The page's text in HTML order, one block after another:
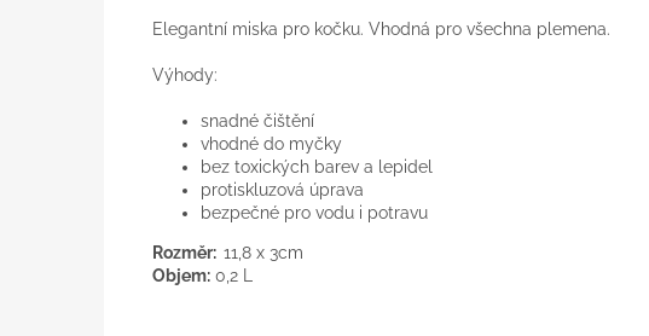
Elegantní miska pro kočku. Vhodná pro všechna plemena.
Výhody:
snadné čištění
vhodné do myčky
bez toxických barev a lepidel
protiskluzová úprava
bezpečné pro vodu i potravu
Rozměr: 11,8 x 3cm
Objem: 0,2 L